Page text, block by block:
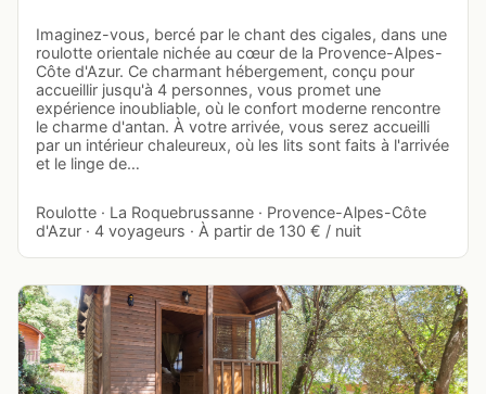
Imaginez-vous, bercé par le chant des cigales, dans une
roulotte orientale nichée au cœur de la Provence-Alpes-
Côte d'Azur. Ce charmant hébergement, conçu pour
accueillir jusqu'à 4 personnes, vous promet une
expérience inoubliable, où le confort moderne rencontre
le charme d'antan. À votre arrivée, vous serez accueilli
par un intérieur chaleureux, où les lits sont faits à l'arrivée
et le linge de…
Roulotte · La Roquebrussanne · Provence-Alpes-Côte
d'Azur · 4 voyageurs · À partir de 130 € / nuit